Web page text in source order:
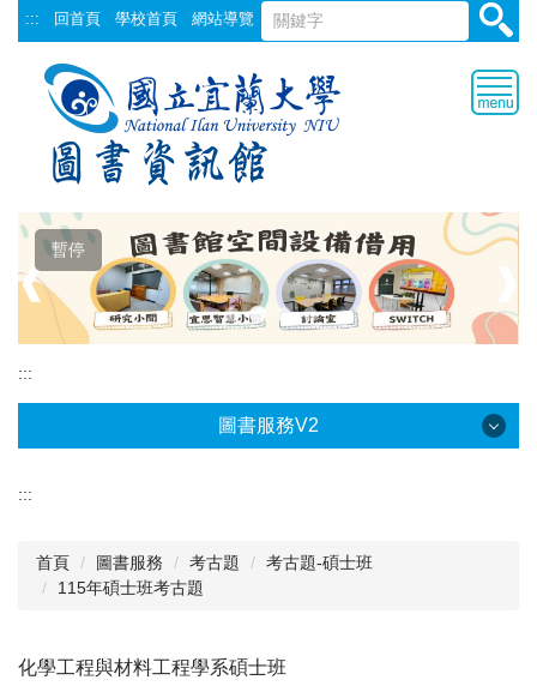
跳
到
::: 回首頁 學校首頁 網站導覽
暫停
❰
:::
圖書服務V2
閱讀與推廣
:::
首頁 圖書服務 考古題
考古題-碩士班
115年碩士班考古題
化學工程與材料工程學系碩士班